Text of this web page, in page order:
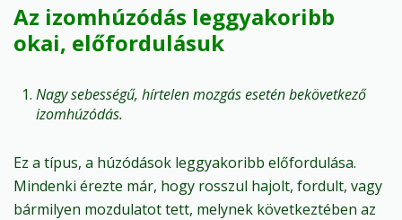
Az izomhúzódás leggyakoribb
okai, előfordulásuk
Nagy sebességű, hírtelen mozgás esetén bekövetkező
izomhúzódás.
Ez a típus, a húzódások leggyakoribb előfordulása.
Mindenki érezte már, hogy rosszul hajolt, fordult, vagy
bármilyen mozdulatot tett, melynek következtében az